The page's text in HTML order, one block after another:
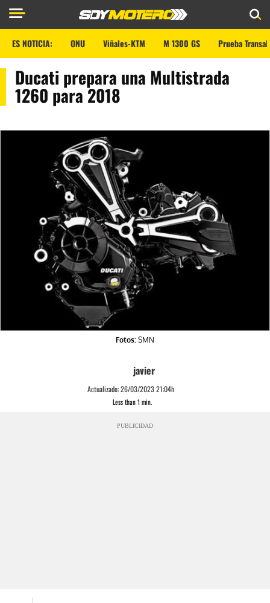
ES NOTICIA: ONU Viñales-KTM M 1300 GS Prueba
Ducati prepara una Multistrada
1260 para 2018
Fotos: SMN
javier
Actualizado:26/03/2023 21:04h
Less than 1 min.
PUBLICIDAD